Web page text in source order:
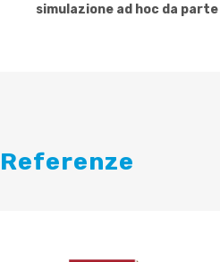
simulazione ad hoc da
Referenze